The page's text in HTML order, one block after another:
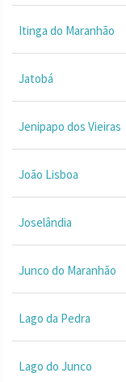
Itinga do Maranhão
Jatobá
Jenipapo dos Vieiras
João Lisboa
Joselândia
Junco do Maranhão
Lago da Pedra
Lago do Junco